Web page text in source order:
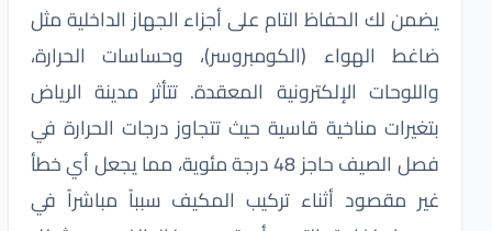
يضمن لك الحفاظ التام على أجزاء الجهاز الداخلية مثل
ضاغط الهواء (الكومبروسر)، وحساسات الحرارة،
واللوحات الإلكترونية المعقدة. تتأثر مدينة الرياض
بتغيرات مناخية قاسية حيث تتجاوز درجات الحرارة في
فصل الصيف حاجز 48 درجة مئوية، مما يجعل أي خطأ
غير مقصود أثناء تركيب المكيف سبباً مباشراً في